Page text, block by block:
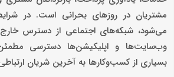
مشتریان در روزهای بحرانی است. در
می‌شود، شبکه‌های اجتماعی از دسترس خارج
وب‌سایت‌ها و اپلیکیشن‌ها دسترسی مطمئن
بسیاری از کسب‌وکارها به آخرین شریان